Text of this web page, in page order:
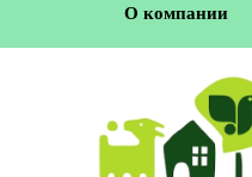
О компании